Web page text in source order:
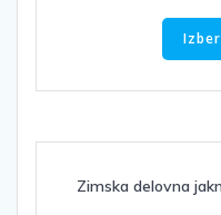
Zimska delovna